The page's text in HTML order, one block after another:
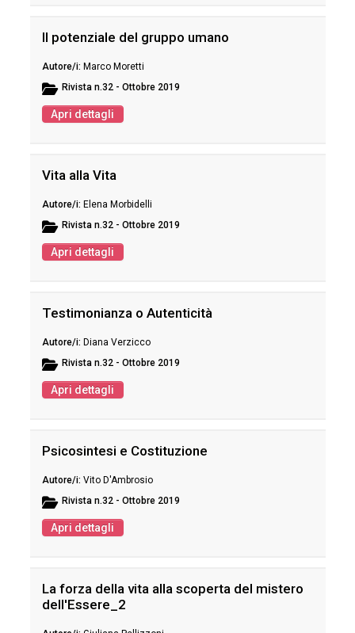
Il potenziale del gruppo umano
Marco Moretti
Rivista n.32 - Ottobre 2019
Apri dettagli
Vita alla Vita
Elena Morbidelli
Rivista n.32 - Ottobre 2019
Apri dettagli
Testimonianza o Autenticità
Diana Verzicco
Rivista n.32 - Ottobre 2019
Apri dettagli
Psicosintesi e Costituzione
Vito D'Ambrosio
Rivista n.32 - Ottobre 2019
Apri dettagli
La forza della vita alla scoperta del mistero
dell'Essere_2